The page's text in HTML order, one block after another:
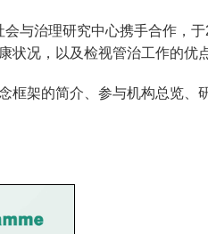
与治理研究中心携手合作，
况，以及检视管治工作的优
框架的简介、参与机构总览、